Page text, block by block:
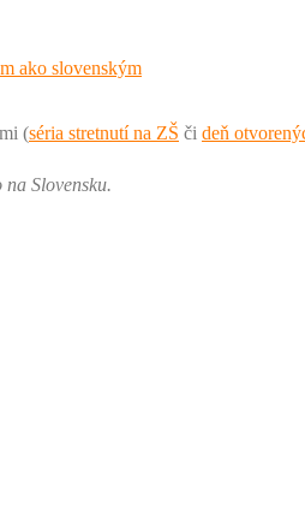
ako slovenským
(séria stretnutí na ZŠ či deň
Slovensku.